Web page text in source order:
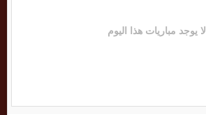
لا يوجد مباريات هذا اليوم